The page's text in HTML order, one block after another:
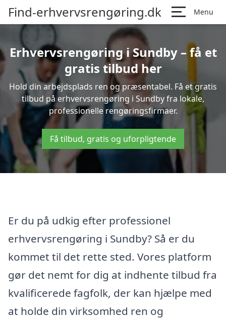
Find-erhvervsrengøring.dk Menu
Erhvervsrengøring i Sundby – få et
gratis tilbud her
Hold din arbejdsplads ren og præsentabel. Få et gratis
tilbud på erhvervsrengøring i Sundby fra lokale,
professionelle rengøringsfirmaer.
Få tilbud, gratis og uforpligtende
Er du på udkig efter professionel
erhvervsrengøring i Sundby? Så er du
kommet til det rette sted. Vores platform
gør det nemt for dig at indhente tilbud fra
kvalificerede fagfolk, der kan hjælpe med
at holde din virksomhed ren og